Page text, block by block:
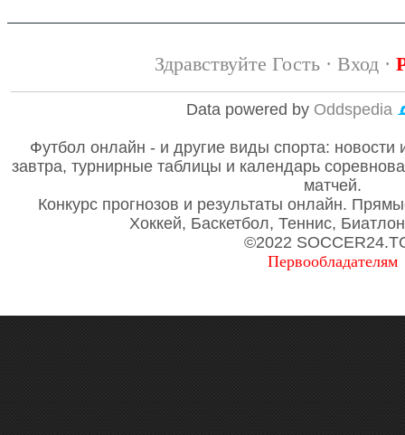
Здравствуйте Гость · Вход·
Data powered by Oddspedia
Футбол онлайн - и другие виды спорта: новости
завтра, турнирные таблицы и календарь
матчей.
Конкурс прогнозов и результаты онлайн.
Хоккей, Баскетбол, Теннис,
©2022
Первообладателям